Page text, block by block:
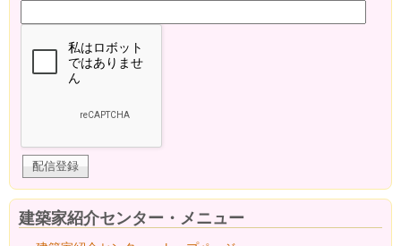
建築家紹介センター・メニュー